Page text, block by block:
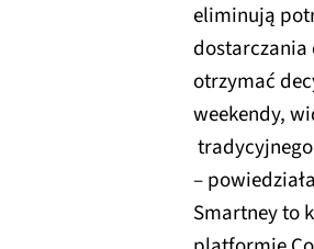
eliminują
dostarczania
otrzymać
weekendy,
–
Smartney to